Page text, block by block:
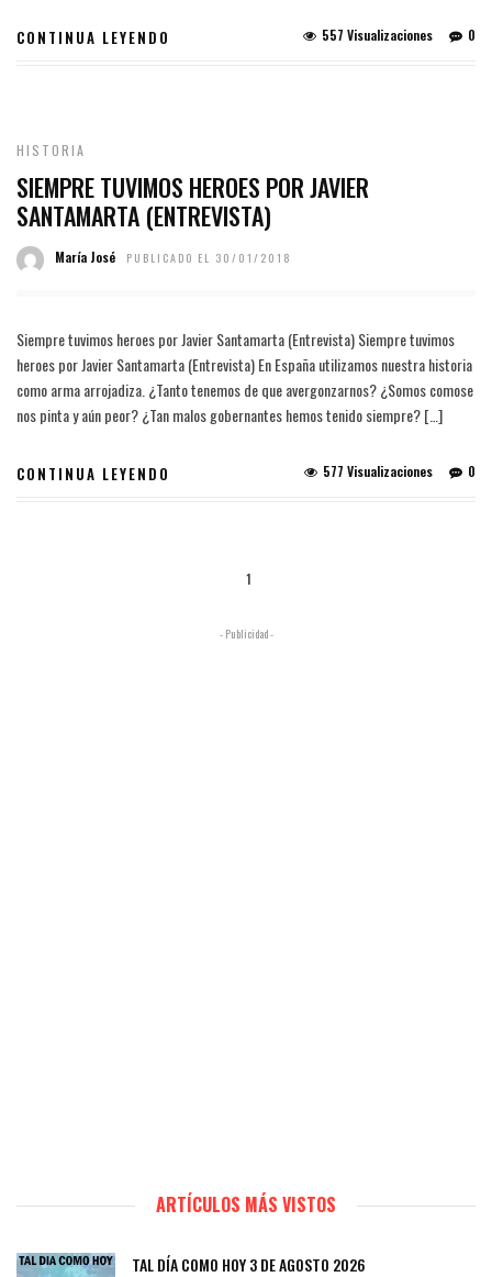
CONTINUA LEYENDO 0
557 Visualizaciones
HISTORIA
SIEMPRE TUVIMOS HEROES POR JAVIER
SANTAMARTA (ENTREVISTA)
María José PUBLICADO EL 30/01/2018
Siempre tuvimos heroes por Javier Santamarta (Entrevista) Siempre tuvimos
heroes por Javier Santamarta (Entrevista) En España utilizamos nuestra historia
como arma arrojadiza. ¿Tanto tenemos de que avergonzarnos? ¿Somos comose
nos pinta y aún peor? ¿Tan malos gobernantes hemos tenido siempre? […]
CONTINUA LEYENDO 0
577 Visualizaciones
1
- Publicidad -
ARTÍCULOS MÁS VISTOS
TAL DÍA COMO HOY 3 DE AGOSTO 2026